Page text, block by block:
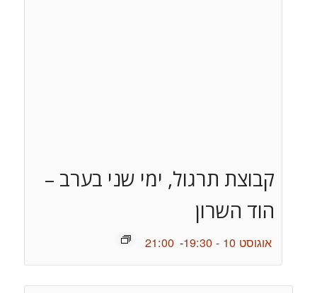
קבוצת תרגול, ימי שני בערב –
הוד השרון
אוגוסט 10 - 19:30 -
21:00